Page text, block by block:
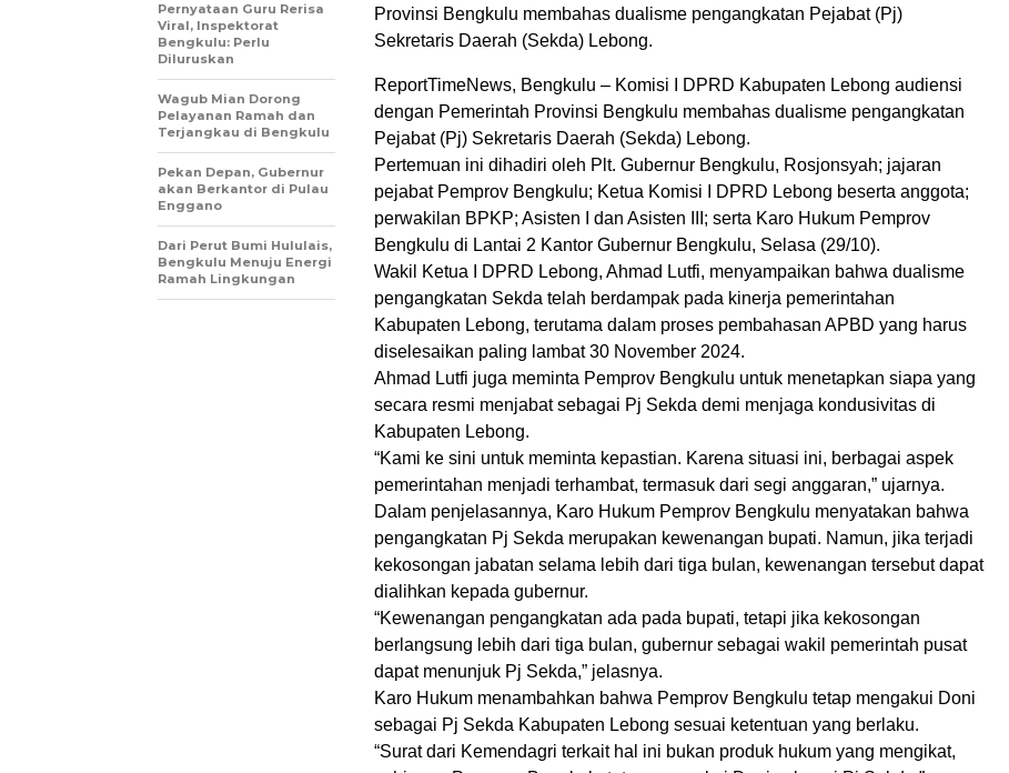
Provinsi Bengkulu membahas dualisme pengangkatan Pejabat (Pj)
Sekretaris Daerah (Sekda) Lebong.
ReportTimeNews, Bengkulu – Komisi I DPRD Kabupaten Lebong audiensi
dengan Pemerintah Provinsi Bengkulu membahas dualisme pengangkatan
Pejabat (Pj) Sekretaris Daerah (Sekda) Lebong.
Pertemuan ini dihadiri oleh Plt. Gubernur Bengkulu, Rosjonsyah; jajaran
pejabat Pemprov Bengkulu; Ketua Komisi I DPRD Lebong beserta anggota;
perwakilan BPKP; Asisten I dan Asisten III; serta Karo Hukum Pemprov
Bengkulu di Lantai 2 Kantor Gubernur Bengkulu, Selasa (29/10).
Wakil Ketua I DPRD Lebong, Ahmad Lutfi, menyampaikan bahwa dualisme
pengangkatan Sekda telah berdampak pada kinerja pemerintahan
Kabupaten Lebong, terutama dalam proses pembahasan APBD yang harus
diselesaikan paling lambat 30 November 2024.
Ahmad Lutfi juga meminta Pemprov Bengkulu untuk menetapkan siapa yang
secara resmi menjabat sebagai Pj Sekda demi menjaga kondusivitas di
Kabupaten Lebong.
“Kami ke sini untuk meminta kepastian. Karena situasi ini, berbagai aspek
pemerintahan menjadi terhambat, termasuk dari segi anggaran,” ujarnya.
Dalam penjelasannya, Karo Hukum Pemprov Bengkulu menyatakan bahwa
pengangkatan Pj Sekda merupakan kewenangan bupati. Namun, jika terjadi
kekosongan jabatan selama lebih dari tiga bulan, kewenangan tersebut dapat
dialihkan kepada gubernur.
“Kewenangan pengangkatan ada pada bupati, tetapi jika kekosongan
berlangsung lebih dari tiga bulan, gubernur sebagai wakil pemerintah pusat
dapat menunjuk Pj Sekda,” jelasnya.
Karo Hukum menambahkan bahwa Pemprov Bengkulu tetap mengakui Doni
sebagai Pj Sekda Kabupaten Lebong sesuai ketentuan yang berlaku.
“Surat dari Kemendagri terkait hal ini bukan produk hukum yang mengikat,
Pernyataan Guru Rerisa
Viral, Inspektorat
Bengkulu: Perlu
Diluruskan
Wagub Mian Dorong
Pelayanan Ramah dan
Terjangkau di Bengkulu
Pekan Depan, Gubernur
akan Berkantor di Pulau
Enggano
Dari Perut Bumi Hululais,
Bengkulu Menuju Energi
Ramah Lingkungan